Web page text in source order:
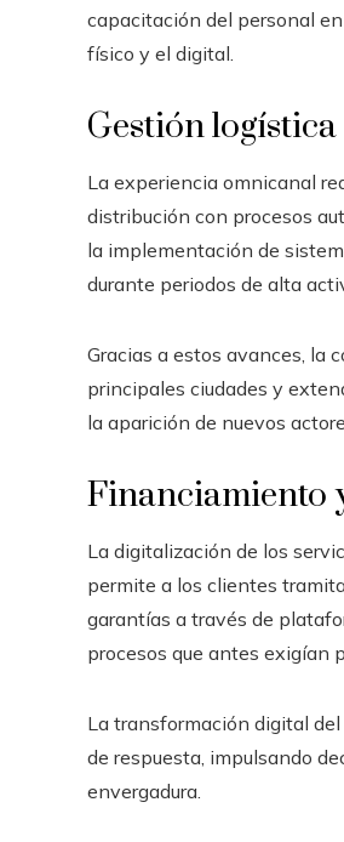
capacitación del personal
físico y el digital.
Gestión
La experiencia omnicanal
distribución con procesos
la implementación de
durante periodos de alta
Gracias a estos avances, la
principales ciudades y
la aparición de nuevos
Financiamiento
La digitalización de los
permite a los clientes
garantías a través de
procesos que antes exigían
La transformación digital
de respuesta, impulsando
envergadura.